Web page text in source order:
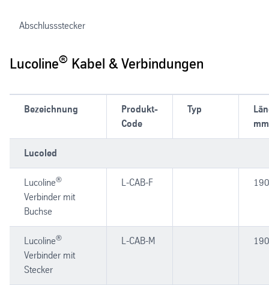
Abschlussstecker
Lucoline® Kabel & Verbindungen
Bezeichnung
Produkt-
Code
Typ
mm
Lucoled
Lucoline®
Verbinder mit
Buchse
L-CAB-F 190
Lucoline®
Verbinder mit
Stecker
L-CAB-M 190